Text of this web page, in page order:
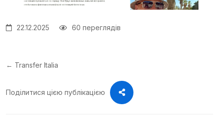
22.12.2025 60 переглядів
← Transfer Italia
Поділитися цією публікацією